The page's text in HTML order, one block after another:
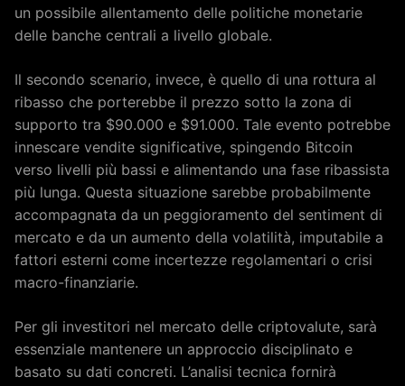
un possibile allentamento delle politiche monetarie
delle banche centrali a livello globale.
Il secondo scenario, invece, è quello di una rottura al
ribasso che porterebbe il prezzo sotto la zona di
supporto tra $90.000 e $91.000. Tale evento potrebbe
innescare vendite significative, spingendo Bitcoin
verso livelli più bassi e alimentando una fase ribassista
più lunga. Questa situazione sarebbe probabilmente
accompagnata da un peggioramento del sentiment di
mercato e da un aumento della volatilità, imputabile a
fattori esterni come incertezze regolamentari o crisi
macro-finanziarie.
Per gli investitori nel mercato delle criptovalute, sarà
essenziale mantenere un approccio disciplinato e
basato su dati concreti. L’analisi tecnica fornirà